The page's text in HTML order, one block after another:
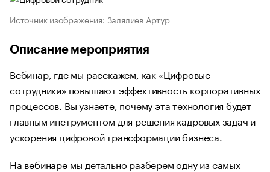
Источник изображения: Залялиев Артур
Описание мероприятия
Вебинар, где мы расскажем, как «Цифровые
сотрудники» повышают эффективность корпоративных
процессов. Вы узнаете, почему эта технология будет
главным инструментом для решения кадровых задач и
ускорения цифровой трансформации бизнеса.
На вебинаре мы детально разберем одну из самых